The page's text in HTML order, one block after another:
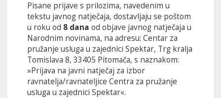
Pisane prijave s prilozima, navedenim u
tekstu javnog natječaja, dostavljaju se poštom
u roku od 8 dana od objave javnog natječaja u
Narodnim novinama, na adresu: Centar za
pružanje usluga u zajednici Spektar, Trg kralja
Tomislava 8, 33405 Pitomača, s naznakom:
»Prijava na javni natječaj za izbor
ravnatelja/ravnateljice Centra za pružanje
usluga u zajednici Spektar«.